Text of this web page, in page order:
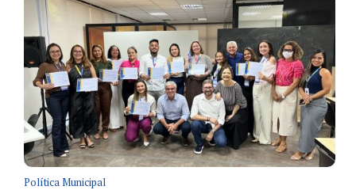
Política Municipal